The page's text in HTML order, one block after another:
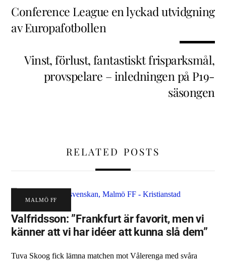
Conference League en lyckad utvidgning
av Europafotbollen
Vinst, förlust, fantastiskt frisparksmål,
provspelare – inledningen på P19-
säsongen
RELATED POSTS
MALMÖ FF
Valfridsson: ”Frankfurt är favorit, men vi
känner att vi har idéer att kunna slå dem”
Tuva Skoog fick lämna matchen mot Vålerenga med svåra